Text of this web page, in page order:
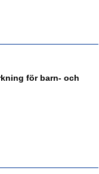
för barn- och